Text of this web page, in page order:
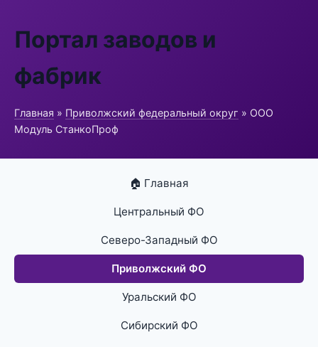
Портал заводов и
фабрик
Главная » Приволжский федеральный округ » ООО
Модуль СтанкоПроф
🏠 Главная
Центральный ФО
Северо-Западный ФО
Приволжский ФО
Уральский ФО
Сибирский ФО